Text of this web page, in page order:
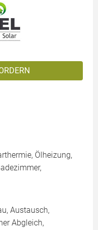
Ölheizung,
Austausch,
Abgleich,